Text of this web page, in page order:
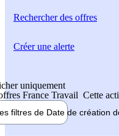
Rechercherdes offres
uniquement
France Travail Cette
filtres de Date de création
Créer une alerte